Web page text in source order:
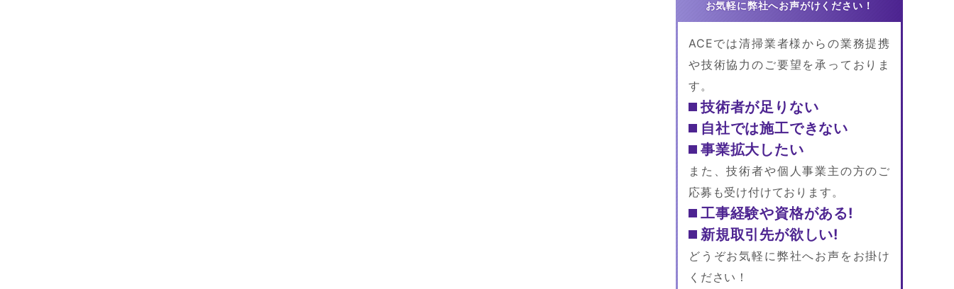
ACEでは清掃業者様からの業務提携
や技術協力のご要望を承っておりま
す。
技術者が足りない
自社では施工できない
事業拡大したい
また、技術者や個人事業主の方のご
応募も受け付けております。
工事経験や資格がある!
新規取引先が欲しい!
どうぞお気軽に弊社へお声をお掛け
ください！